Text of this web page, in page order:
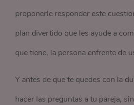
proponerle responder este
plan divertido que les ayude a
que tiene, la persona enfrente de
Y antes de que te quedes con la
hacer las preguntas a tu pareja,